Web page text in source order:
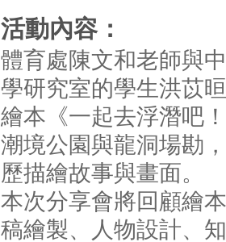
活動內容：
體育處陳文和老師與
學研究室的學生洪苡
繪本《一起去浮潛吧
潮境公園與龍洞場勘
歷描繪故事與畫面。
本次分享會將回顧繪
稿繪製、人物設計、